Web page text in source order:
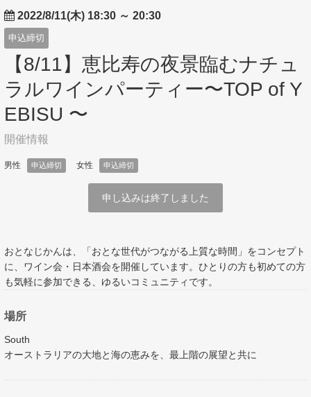
2022/8/11(木) 18:30 ～ 20:30
申込締切
【8/11】恵比寿の夜景臨むナチュ
ラルワインパーティー〜TOP of Y
EBISU 〜
開催情報
男性 申込締切 女性 申込締切
申し込みは終了しました
おとなじかんは、「おとな世代がつながる上質な時間」をコンセプト
に、ワイン会・日本酒会を開催しています。ひとりの方も初めての方
も気軽に参加できる、ゆるいコミュニティです。
場所
South
オーストラリアの大地と海の恵みを、最上階の展望と共に